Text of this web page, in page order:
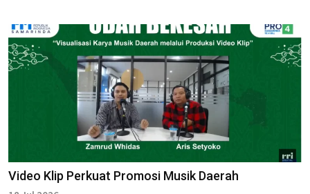
Video Klip Perkuat Promosi Musik Daerah